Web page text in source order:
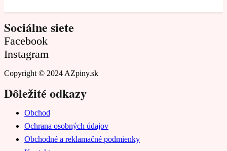
Sociálne siete
Facebook
Instagram
Copyright © 2024 AZpiny.sk
Dôležité odkazy
Obchod
Ochrana osobných údajov
Obchodné a reklamačné podmienky